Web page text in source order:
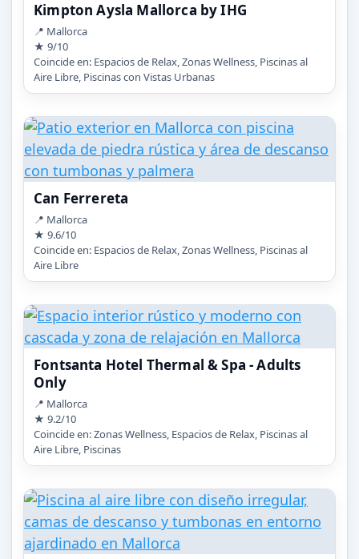
Kimpton Aysla Mallorca by IHG
📍 Mallorca
★ 9/10
Coincide en: Espacios de Relax, Zonas Wellness, Piscinas al
Aire Libre, Piscinas con Vistas Urbanas
Can Ferrereta
📍 Mallorca
★ 9.6/10
Coincide en: Espacios de Relax, Zonas Wellness, Piscinas al
Aire Libre
Fontsanta Hotel Thermal & Spa - Adults
Only
📍 Mallorca
★ 9.2/10
Coincide en: Zonas Wellness, Espacios de Relax, Piscinas al
Aire Libre, Piscinas